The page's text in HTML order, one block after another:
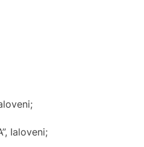
Ialoveni;